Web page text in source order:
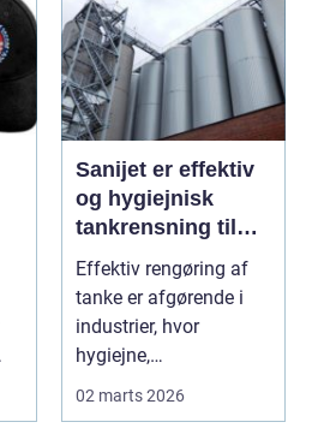
Sanijet er effektiv
og hygiejnisk
tankrensning til
krævende
industrier
Effektiv rengøring af
tanke er afgørende i
industrier, hvor
hygiejne,
driftssikkerhed ...
02 marts 2026